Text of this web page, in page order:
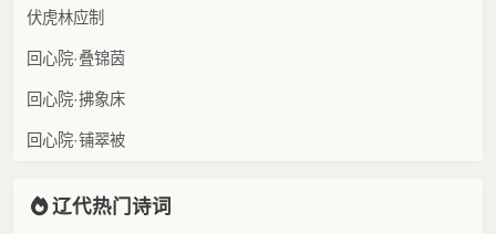
伏虎林应制
回心院·叠锦茵
回心院·拂象床
回心院·铺翠被
辽代热门诗词